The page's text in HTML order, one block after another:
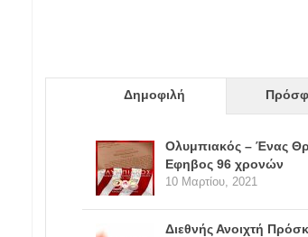
Δημοφιλή
Ολυμπιακός – Ένας
Εφηβος 96 χρονών
10 Μαρτίου, 2021
Διεθνής Ανοιχτή